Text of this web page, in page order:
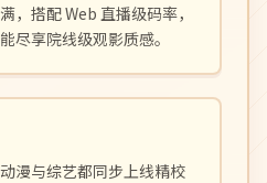
，搭配 Web 直播级码率，
尽享院线级观影质感。
漫与综艺都同步上线精校